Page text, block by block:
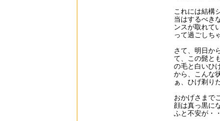
これには結構
当はするべき
ンスが取れて
って過ごしち
さて、明日か
て、この髭と
の毛と白いひ
から、こんな
ぁ、ひげ剃り
おかげさまで
顔は真っ黒に
ふと不安が・